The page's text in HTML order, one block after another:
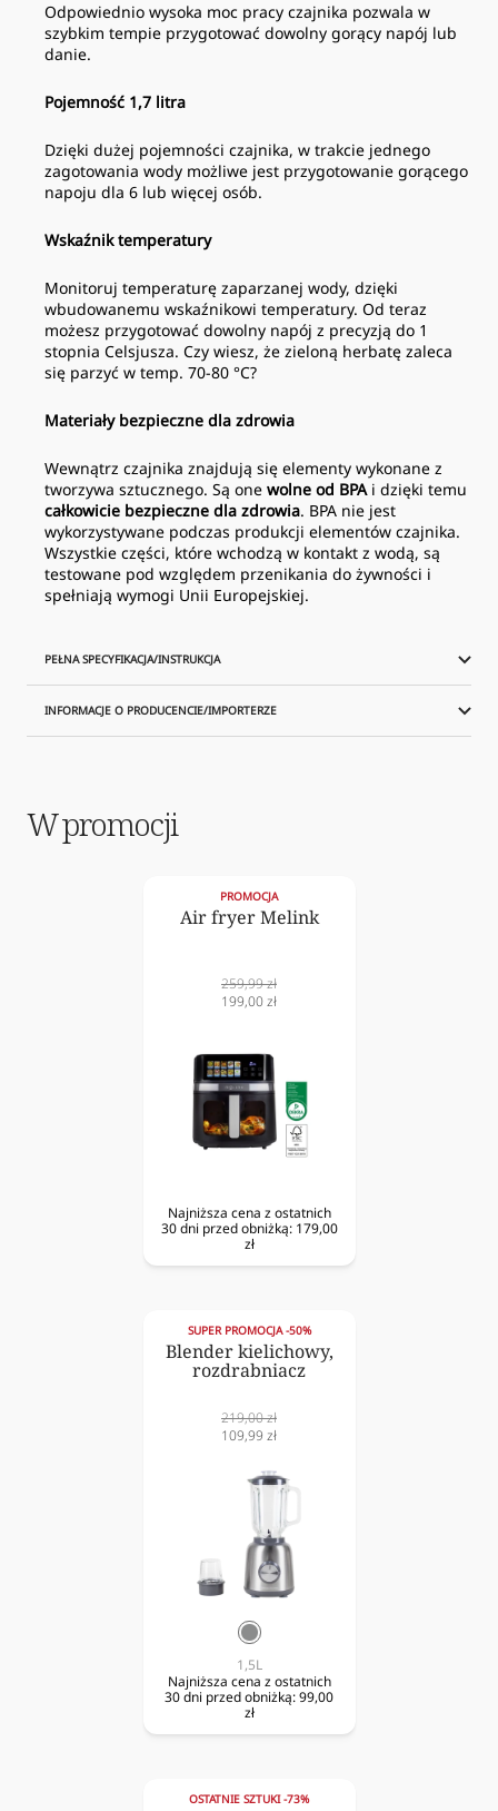
Odpowiednio wysoka moc pracy czajnika pozwala w
szybkim tempie przygotować dowolny gorący napój lub
danie.
Pojemność 1,7 litra
Dzięki dużej pojemności czajnika, w trakcie jednego
zagotowania wody możliwe jest przygotowanie gorącego
napoju dla 6 lub więcej osób.
Wskaźnik temperatury
Monitoruj temperaturę zaparzanej wody, dzięki
wbudowanemu wskaźnikowi temperatury. Od teraz
możesz przygotować dowolny napój z precyzją do 1
stopnia Celsjusza. Czy wiesz, że zieloną herbatę zaleca
się parzyć w temp. 70-80 °C?
Materiały bezpieczne dla zdrowia
Wewnątrz czajnika znajdują się elementy wykonane z
tworzywa sztucznego. Są one wolne od BPAi dzięki temu
całkowicie bezpieczne dla zdrowia. BPA nie jest
wykorzystywane podczas produkcji elementów czajnika.
Wszystkie części, które wchodzą w kontakt z wodą, są
testowane pod względem przenikania do żywności i
spełniają wymogi Unii Europejskiej.
PEŁNA SPECYFIKACJA/INSTRUKCJA
INFORMACJE O PRODUCENCIE/IMPORTERZE
W promocji
PROMOCJA
Air fryer Melink
Cena
normalna
259,99 zł
Cena
199,00 zł
Najniższa cena z ostatnich
30 dni przed obniżką: 179,00
zł
SUPER PROMOCJA -50%
Blender kielichowy,
rozdrabniacz
Cena
normalna
219,00 zł
Cena
109,99 zł
srebrny
1,5L
Najniższa cena z ostatnich
30 dni przed obniżką:99,00
zł
OSTATNIE SZTUKI -73%